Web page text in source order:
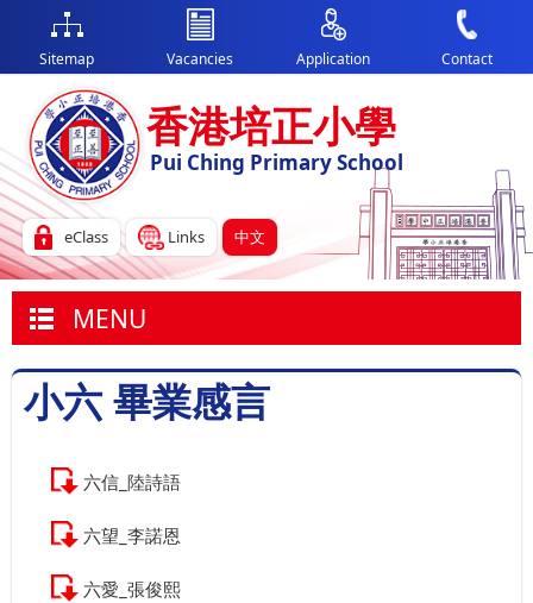
香港培正小學
Pui Ching Primary School
eClass Links 中文
Sitemap Vacancies Application Contact
MENU
小六 畢業感言
六信_陸詩語
六望_李諾恩
六愛_張俊熙